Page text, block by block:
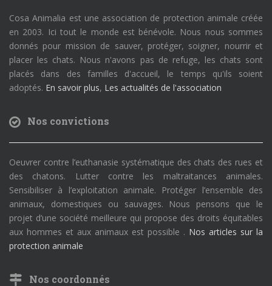
Cosa Animalia est une association de protection animale créée
en 2003. Ici tout le monde est bénévole. Nous nous sommes
donnés pour mission de sauver, protéger, soigner, nourrir et
placer les chats. Nous n'avons pas de refuge, les chats sont
placés dans des familles d'accueil, le temps qu'ils soient
adoptés. En savoir plus, Les actualités de l'association
Nos convictions
Oeuvrer contre l’euthanasie systématique des chats des rues et
des chatons. Lutter contre les maltraitances animales.
Sensibiliser à l’exploitation animale. Protéger l’ensemble des
animaux, domestiques ou sauvages. Nous pensons que le
projet d’une société meilleure qui propose des droits équitables
aux hommes et aux animaux est possible . Nos articles sur la
protection animale
Nos coordonnés